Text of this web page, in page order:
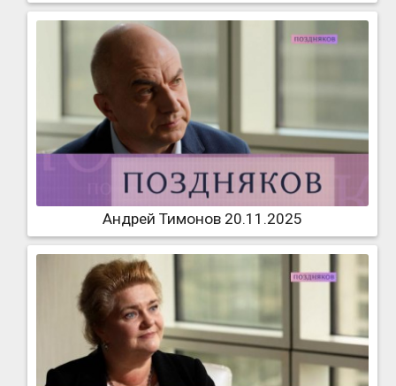
Андрей Тимонов 20.11.2025